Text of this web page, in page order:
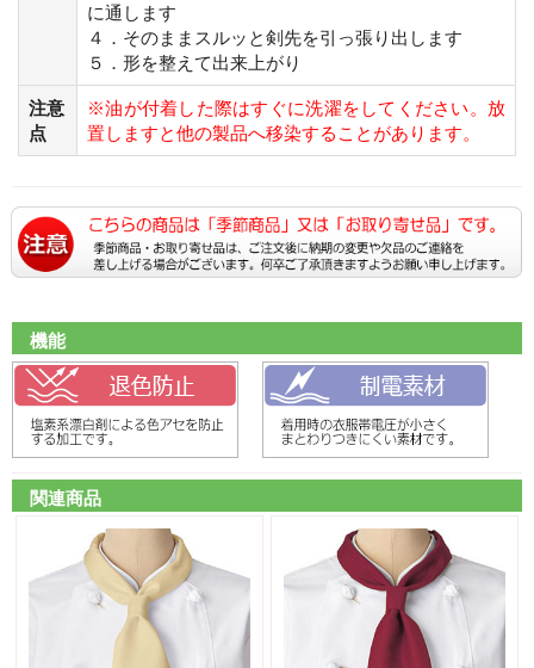
に通します
４．そのままスルッと剣先を引っ張り出します
５．形を整えて出来上がり
注意
点
※油が付着した際はすぐに洗濯をしてください。放
置しますと他の製品へ移染することがあります。
機能
関連商品